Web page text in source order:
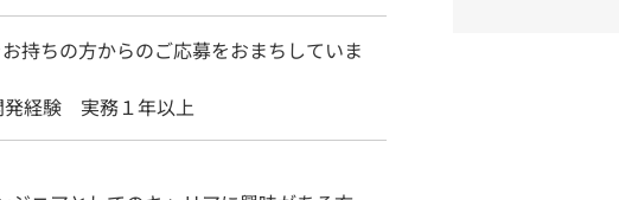
持ちの方からのご応募をおまちしていま
発経験 実務１年以上